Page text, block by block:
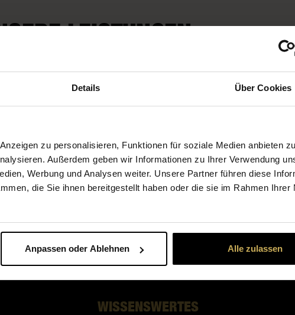
Details Über Cookies
zu personalisieren, Funktionen für soziale Medien anbieten
Außerdem geben wir Informationen zu Ihrer Verwendung
Werbung und Analysen weiter. Unsere Partner führen diese
die Sie ihnen bereitgestellt haben oder die sie im Rahmen Ihrer
Anpassen oder Ablehnen Alle zulassen
LEISTUNGEN
ZURÜCK NACH OBEN
WISSENSWERTES